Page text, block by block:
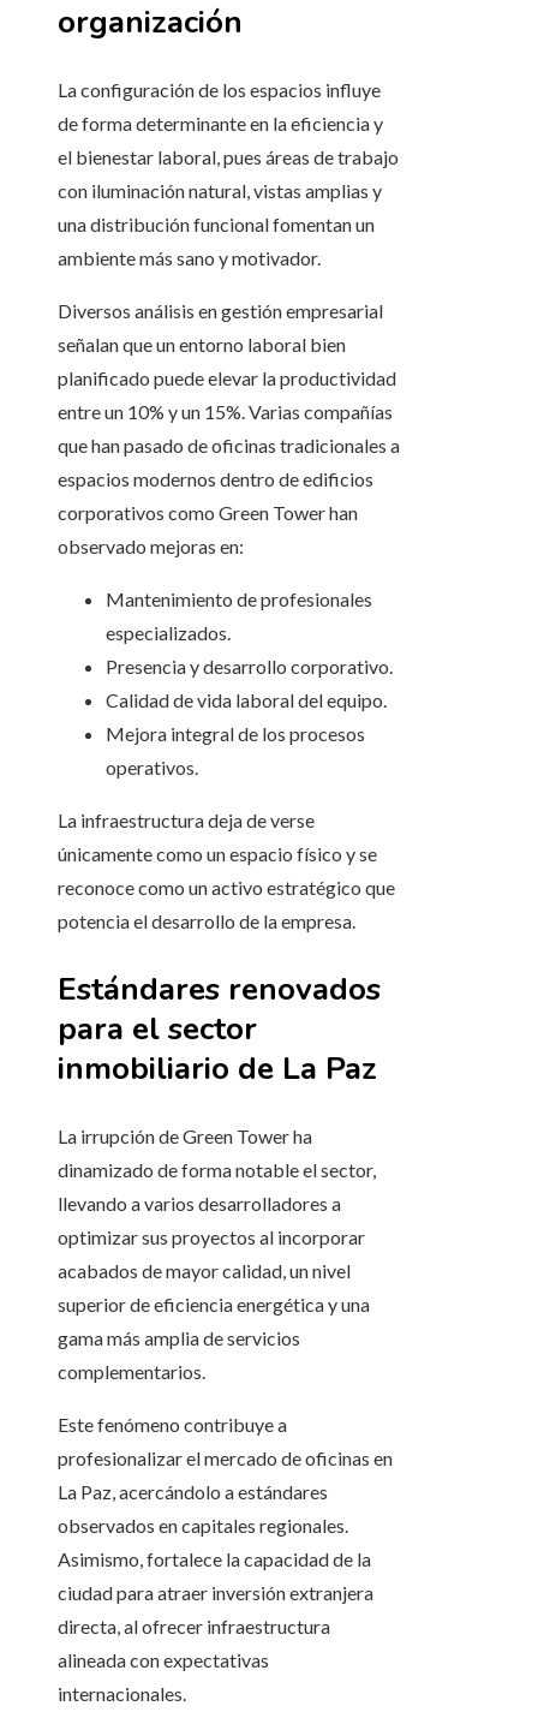
organización
La configuración de los espacios influye
de forma determinante en la eficiencia y
el bienestar laboral, pues áreas de trabajo
con iluminación natural, vistas amplias y
una distribución funcional fomentan un
ambiente más sano y motivador.
Diversos análisis en gestión empresarial
señalan que un entorno laboral bien
planificado puede elevar la productividad
entre un 10% y un 15%. Varias compañías
que han pasado de oficinas tradicionales a
espacios modernos dentro de edificios
corporativos como Green Tower han
observado mejoras en:
Mantenimiento de profesionales
especializados.
Presencia y desarrollo corporativo.
Calidad de vida laboral del equipo.
Mejora integral de los procesos
operativos.
La infraestructura deja de verse
únicamente como un espacio físico y se
reconoce como un activo estratégico que
potencia el desarrollo de la empresa.
Estándares renovados
para el sector
inmobiliario de La Paz
La irrupción de Green Tower ha
dinamizado de forma notable el sector,
llevando a varios desarrolladores a
optimizar sus proyectos al incorporar
acabados de mayor calidad, un nivel
superior de eficiencia energética y una
gama más amplia de servicios
complementarios.
Este fenómeno contribuye a
profesionalizar el mercado de oficinas en
La Paz, acercándolo a estándares
observados en capitales regionales.
Asimismo, fortalece la capacidad de la
ciudad para atraer inversión extranjera
directa, al ofrecer infraestructura
alineada con expectativas
internacionales.